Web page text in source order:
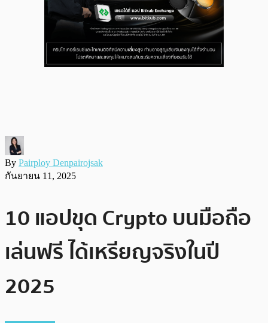
By Pairploy Denpairojsak
กันยายน 11, 2025
10 แอปขุด Crypto บนมือถือ
เล่นฟรี ได้เหรียญจริงในปี
2025